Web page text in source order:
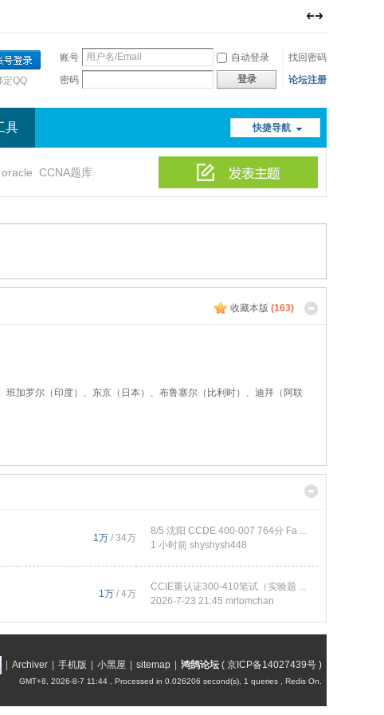
账号 自动登录
找回密码
密码
登录 论坛注册
定QQ
快捷导航
具
oracle CCNA题库
收藏本版 (163)
加罗尔（印度）、东京（日本）、布鲁塞尔（比利时）、迪拜（阿联
1万 / 34万
8/5 沈阳 CCDE 400-007 764分 Fa ...
1 小时前 shyshysh448
1万 / 4万
CCIE重认证300-410笔试（实验题 ...
2026-7-23 21:45 mrtomchan
| Archiver | 手机版 | 小黑屋 | sitemap | 鸿鹄论坛 ( 京ICP备14027439号 )
GMT+8, 2026-8-7 11:44 , Processed in 0.026206 second(s), 1 queries , Redis On.